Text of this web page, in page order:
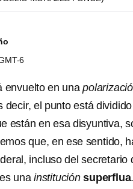
6
envuelto en una
decir, el punto está
están en esa disyuntiva,
que, en ese sentido,
incluso del
unainstituciónsuperflua.